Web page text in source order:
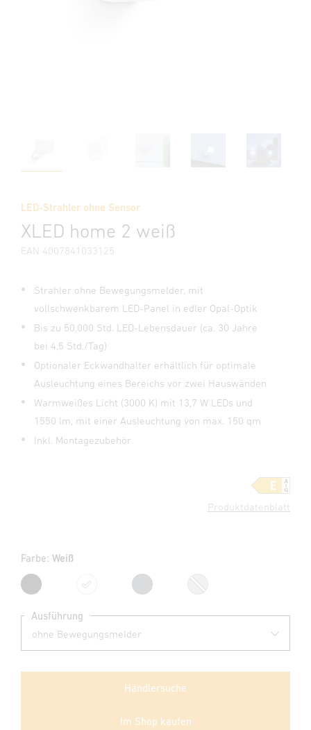
LED-Strahler ohne Sensor
XLED home 2 weiß
EAN 4007841033125
Strahler ohne Bewegungsmelder, mit
vollschwenkbarem LED-Panel in edler Opal-Optik
Bis zu 50.000 Std. LED-Lebensdauer (ca. 30 Jahre
bei 4,5 Std./Tag)
Optionaler Eckwandhalter erhältlich für optimale
Ausleuchtung eines Bereichs vor zwei Hauswänden
Warmweißes Licht (3000 K) mit 13,7 W LEDs und
1550 lm, mit einer Ausleuchtung von max. 150 qm
Inkl. Montagezubehör
Produktdatenblatt
Farbe: Weiß
SchwarzWeiß Anthrazit
Ausführung
Händlersuche
Im Shop kaufen